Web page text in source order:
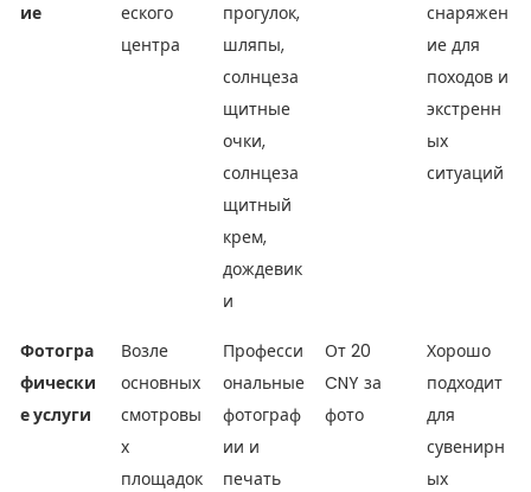
ие
еского
центра
прогулок,
шляпы,
солнцеза
щитные
очки,
солнцеза
щитный
крем,
дождевик
и
снаряжен
ие для
походов и
экстренн
ых
ситуаций
Фотогра
фически
е услуги
Возле
основных
смотровы
х
площадок
Професси
ональные
фотограф
ии и
печать
От 20
CNY за
фото
Хорошо
подходит
для
сувенирн
ых